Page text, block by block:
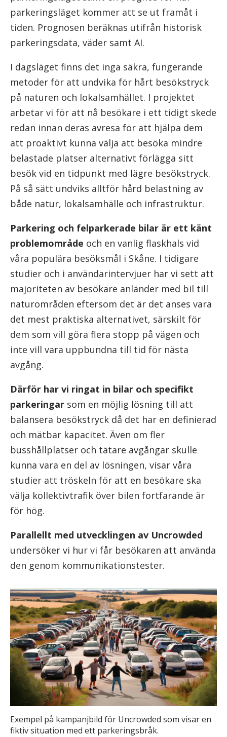
parkeringsläget kommer att se ut framåt i
tiden. Prognosen beräknas utifrån historisk
parkeringsdata, väder samt AI.
I dagsläget finns det inga säkra, fungerande
metoder för att undvika för hårt besökstryck
på naturen och lokalsamhället. I projektet
arbetar vi för att nå besökare i ett tidigt skede
redan innan deras avresa för att hjälpa dem
att proaktivt kunna välja att besöka mindre
belastade platser alternativt förlägga sitt
besök vid en tidpunkt med lägre besökstryck.
På så sätt undviks alltför hård belastning av
både natur, lokalsamhälle och infrastruktur.
Parkering och felparkerade bilar är ett känt
problemområde och en vanlig flaskhals vid
våra populära besöksmål i Skåne. I tidigare
studier och i användarintervjuer har vi sett att
majoriteten av besökare anländer med bil till
naturområden eftersom det är det anses vara
det mest praktiska alternativet, särskilt för
dem som vill göra flera stopp på vägen och
inte vill vara uppbundna till tid för nästa
avgång.
Därför har vi ringat in bilar och specifikt
parkeringar som en möjlig lösning till att
balansera besökstryck då det har en definierad
och mätbar kapacitet. Även om fler
busshållplatser och tätare avgångar skulle
kunna vara en del av lösningen, visar våra
studier att tröskeln för att en besökare ska
välja kollektivtrafik över bilen fortfarande är
för hög.
Parallellt med utvecklingen av Uncrowded
undersöker vi hur vi får besökaren att använda
den genom kommunikationstester.
Exempel på kampanjbild för Uncrowded som visar en
fiktiv situation med ett parkeringsbråk.